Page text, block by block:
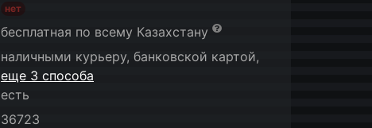
нет
бесплатная по всему Казахстану
наличными курьеру, банковской картой,
еще 3 способа
есть
36723